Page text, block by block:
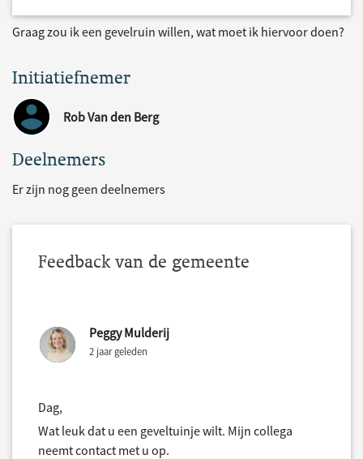
Graag zou ik een gevelruin willen, wat moet ik hiervoor doen?
Initiatiefnemer
Rob Van den Berg
Deelnemers
Er zijn nog geen deelnemers
Feedback van de gemeente
Peggy Mulderij
2 jaar geleden
Dag,
Wat leuk dat u een geveltuinje wilt. Mijn collega
neemt contact met u op.